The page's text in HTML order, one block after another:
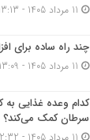
چند راه ساده برای
کدام وعده غذایی به
سرطان کمک می‌کند؟